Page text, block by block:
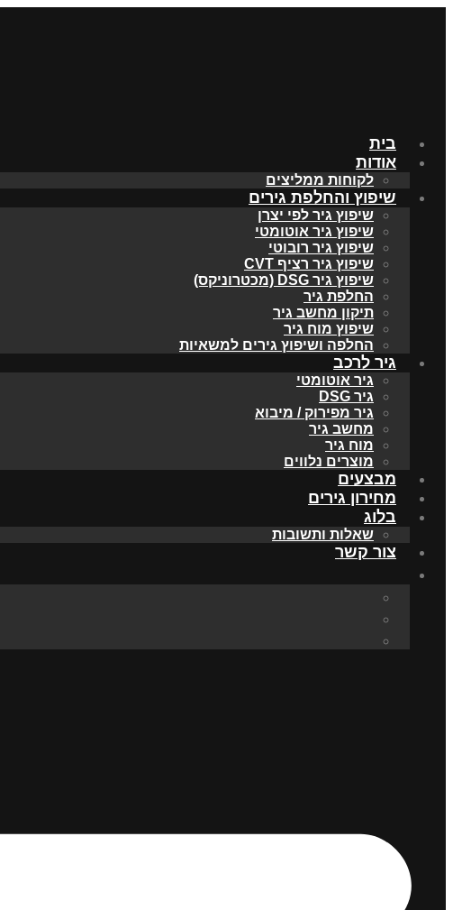
בית
אודות
לקוחות ממליצים
שיפוץ והחלפת גירים
שיפוץ גיר לפי יצרן
שיפוץ גיר אוטומטי
שיפוץ גיר רובוטי
שיפוץ גיר רציף CVT
שיפוץ גיר DSG (מכטרוניקס)
החלפת גיר
תיקון מחשב גיר
שיפוץ מוח גיר
החלפה ושיפוץ גירים למשאיות
גיר לרכב
גיר אוטומטי
גיר DSG
גיר מפירוק / מיבוא
מחשב גיר
מוח גיר
מוצרים נלווים
מבצעים
מחירון גירים
בלוג
שאלות ותשובות
צור קשר